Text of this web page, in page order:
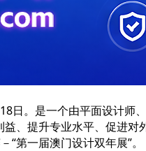
。是一个由平面设计师
、提升专业水平、促进
第一届澳门设计双年展”。